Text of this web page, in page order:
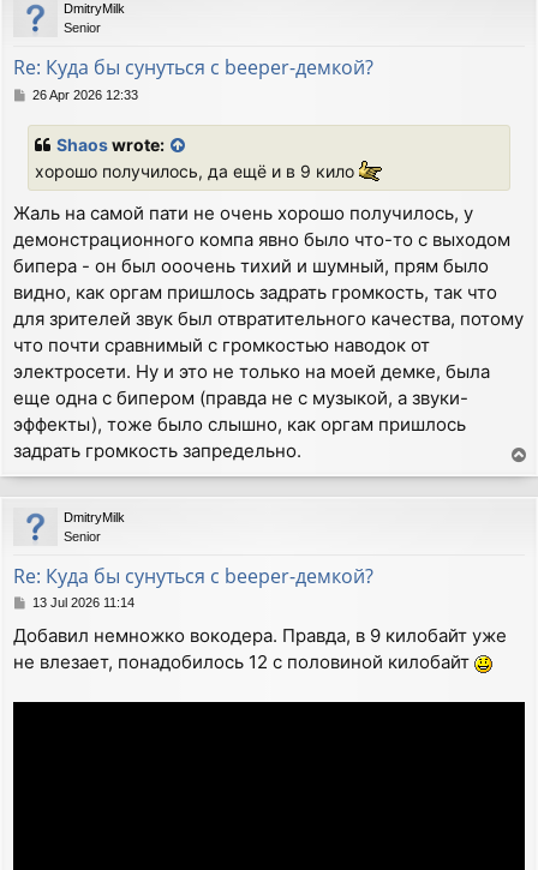
DmitryMilk
Senior
Re: Куда бы сунуться с beeper-демкой?
P26 Apr 2026 12:33
Shaoswrote:
хорошо получилось, да ещё и в 9 кило
Жаль на самой пати не очень хорошо получилось, у
демонстрационного компа явно было что-то с выходом
бипера - он был ооочень тихий и шумный, прям было
видно, как оргам пришлось задрать громкость, так что
для зрителей звук был отвратительного качества, потому
что почти сравнимый с громкостью наводок от
электросети. Ну и это не только на моей демке, была
еще одна с бипером (правда не с музыкой, а звуки-
эффекты), тоже было слышно, как оргам пришлось
задрать громкость запредельно.
o
p
DmitryMilk
Senior
Re: Куда бы сунуться с beeper-демкой?
P
s
t
13 Jul 2026 11:14
Добавил немножко вокодера. Правда, в 9 килобайт уже
не влезает, понадобилось 12 с половиной килобайт